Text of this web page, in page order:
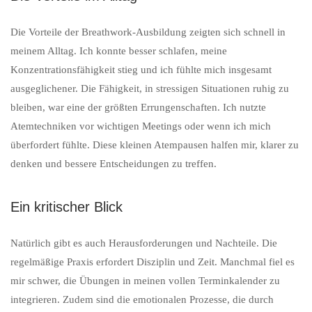
Die Vorteile der Breathwork-Ausbildung zeigten sich schnell in
meinem Alltag. Ich konnte besser schlafen, meine
Konzentrationsfähigkeit stieg und ich fühlte mich insgesamt
ausgeglichener. Die Fähigkeit, in stressigen Situationen ruhig zu
bleiben, war eine der größten Errungenschaften. Ich nutzte
Atemtechniken vor wichtigen Meetings oder wenn ich mich
überfordert fühlte. Diese kleinen Atempausen halfen mir, klarer zu
denken und bessere Entscheidungen zu treffen.
Ein kritischer Blick
Natürlich gibt es auch Herausforderungen und Nachteile. Die
regelmäßige Praxis erfordert Disziplin und Zeit. Manchmal fiel es
mir schwer, die Übungen in meinen vollen Terminkalender zu
integrieren. Zudem sind die emotionalen Prozesse, die durch